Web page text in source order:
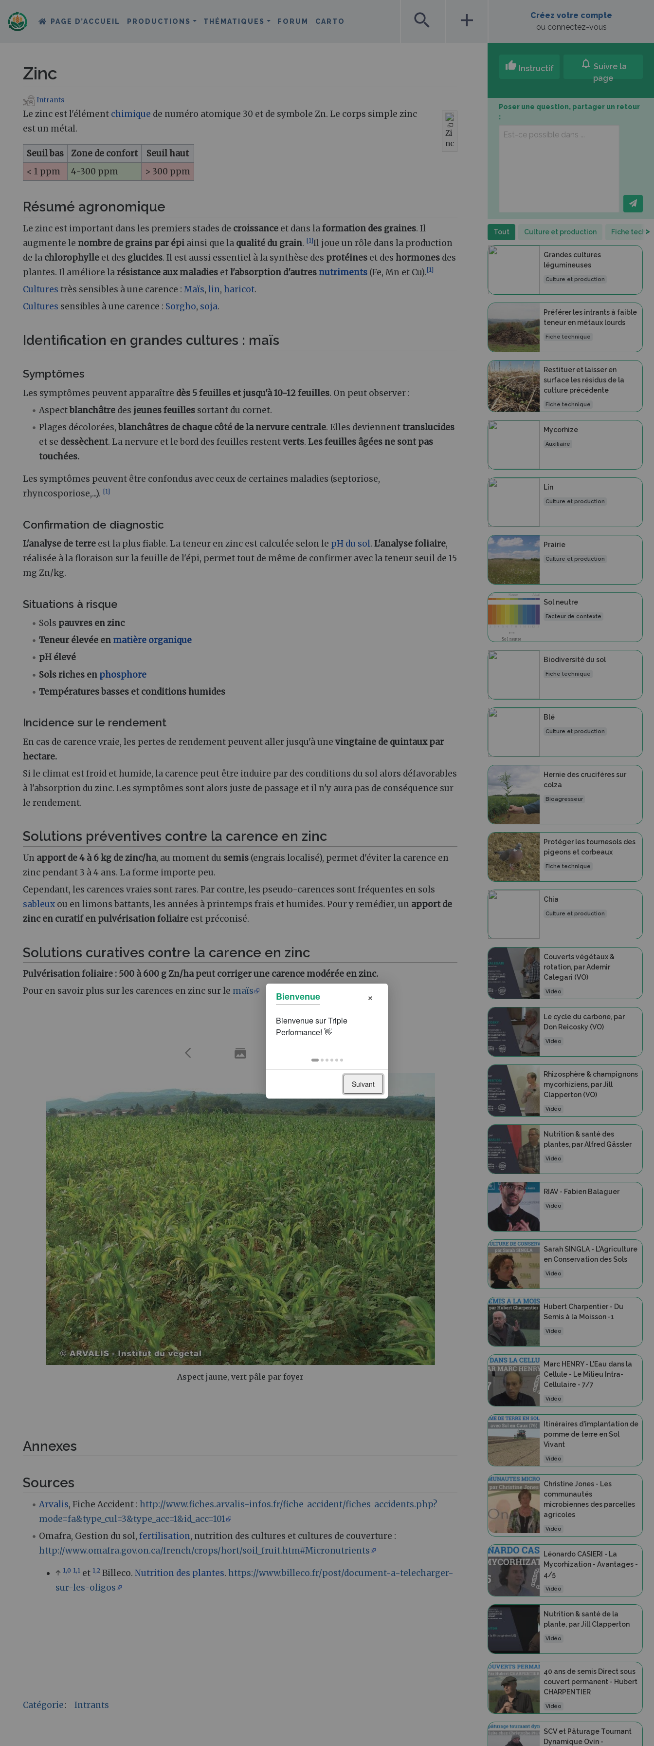
PAGE D’ACCUEIL PRODUCTIONS THÉMATIQUES FORUM CARTO search add
Créez votre compte
ou connectez-vous
Zinc
Aller à :navigation
Intrants
Zi
nc
Le zinc est l'élément chimique de numéro atomique 30 et de symbole Zn. Le corps simple zinc
est un métal.
Seuil bas Zone de confort
Seuil haut
< 1 ppm
4-300 ppm > 300 ppm
Résumé agronomique
Le zinc est important dans les premiers stades de croissance et dans laformation des graines. Il
augmente le nombre de grains par épi ainsi que la qualité du grain. [1]Il joue un rôle dans la production
de la chlorophylle et des glucides. Il est aussi essentiel à la synthèse des protéines et des hormones des
plantes. Il améliore larésistance aux maladies etl'absorption d'autres nutriments (Fe, Mn et Cu).[1]
Cultures très sensibles à une carence : Maïs, lin, haricot.
Cultures sensibles à une carence : Sorgho, soja.
Identification en grandes cultures : maïs
Symptômes
Les symptômes peuvent apparaître dès 5 feuilles et jusqu'à 10-12 feuilles. On peut observer :
Aspectblanchâtre des jeunes feuilles sortant du cornet.
Plages décolorées,blanchâtres de chaque côté de la nervure centrale. Elles deviennent translucides
et se dessèchent. La nervure et le bord des feuilles restentverts.Les feuilles âgées ne sont pas
touchées.
Les symptômes peuvent être confondus avec ceux de certaines maladies (septoriose,
rhyncosporiose,...). [1]
Confirmation de diagnostic
L'analyse de terre est la plus fiable. La teneur en zinc est calculée selon le pH du sol. L'analyse foliaire,
réalisée à la floraison sur la feuille de l'épi, permet tout de même de confirmer avec la teneur seuil de 15
mg Zn/kg.
Situations à risque
Sols pauvres en zinc
Teneur élevée en matière organique
pH élevé
Sols riches en phosphore
Températuresbasses et conditions humides
Incidence sur le rendement
En cas de carence vraie, les pertes de rendement peuvent aller jusqu'à une vingtaine de quintaux par
hectare.
Si le climat est froid et humide, la carence peut être induire par des conditions du sol alors défavorables
à l'absorption du zinc. Les symptômes sont alors juste de passage et il n'y aura pas de conséquence sur
le rendement.
Solutions préventives contre la carence en zinc
Un apport de 4 à 6 kg de zinc/ha, au moment du semis (engrais localisé), permet d'éviter la carence en
zinc pendant 3 à 4 ans. La forme importe peu.
Cependant, les carences vraies sont rares. Par contre, les pseudo-carences sont fréquentes en sols
sableux ou en limons battants, les années à printemps frais et humides. Pour y remédier, un apport de
zinc en curatif en pulvérisation foliaire est préconisé.
Solutions curatives contre la carence en zinc
Pulvérisation foliaire : 500 à 600 g Zn/ha peut corriger une carence modérée en zinc.
Pour en savoir plus sur les carences en zinc sur le maïs
Aspect jaune, vert pâle par foyer
Annexes
Sources
Arvalis, Fiche Accident :http://www.fiches.arvalis-infos.fr/fiche_accident/fiches_accidents.php?
mode=fa&type_cul=3&type_acc=1&id_acc=101
Omafra, Gestion du sol,fertilisation, nutrition des cultures et cultures de couverture :
http://www.omafra.gov.on.ca/french/crops/hort/soil_fruit.htm#Micronutrients
↑ 1,0 1,1 et 1,2 Billeco.Nutrition des plantes.https://www.billeco.fr/post/document-a-telecharger-
sur-les-oligos
Catégorie: Intrants
thumb_up Instructif notifications Suivre la
page
Poser une question, partager un retour
:
Tout Culture et production Fiche >
Grandes cultures
légumineuses
Culture et production
Préférer les intrants à faible
teneur en métaux lourds
Fiche technique
Restituer et laisser en
surface les résidus de la
culture précédente
Fiche technique
Mycorhize
Auxiliaire
Lin
Culture et production
Prairie
Culture et production
Sol neutre
Facteur de contexte
Biodiversité du sol
Fiche technique
Blé
Culture et production
Hernie des crucifères sur
colza
Bioagresseur
Protéger les tournesols des
pigeons et corbeaux
Fiche technique
Chia
Culture et production
Couverts végétaux &
rotation, par Ademir
Calegari (VO)
Vidéo
Le cycle du carbone, par
Don Reicosky (VO)
Vidéo
Rhizosphère & champignons
mycorhiziens, par Jill
Clapperton (VO)
Vidéo
Nutrition & santé des
plantes, par Alfred Gässler
Vidéo
RIAV - Fabien Balaguer
Vidéo
Sarah SINGLA - L'Agriculture
en Conservation des Sols
Vidéo
Hubert Charpentier - Du
Semis à la Moisson -1
Vidéo
Marc HENRY - L'Eau dans la
Cellule - Le Milieu Intra-
Cellulaire - 7/7
Vidéo
Itinéraires d'implantation de
pomme de terre en Sol
Vivant
Vidéo
Christine Jones - Les
communautés
microbiennes des parcelles
agricoles
Vidéo
Léonardo CASIERI - La
Mycorhization - Avantages -
4/5
Vidéo
Nutrition & santé de la
plante, par Jill Clapperton
Vidéo
40 ans de semis Direct sous
couvert permanent - Hubert
CHARPENTIER
Vidéo
SCV et Pâturage Tournant
Dynamique Ovin -
Bienvenue ×
Suivant